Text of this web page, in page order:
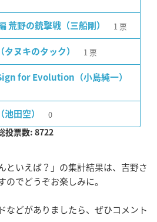
荒野の銃撃戦（三船剛） 1 票
ヌキのタック） 1 票
for Evolution（小島純一）
田空） 0
投票数: 8722
といえば？」の集計結果は、吉野さ
でどうぞお楽しみに。
などがありましたら、ぜひコメント